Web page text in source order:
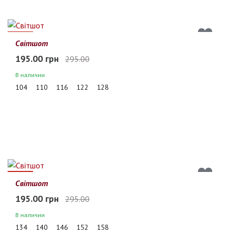
34%
Світшот
195.00 грн 295.00
В наличии
104 110 116 122 128
34%
Світшот
195.00 грн 295.00
В наличии
134 140 146 152 158